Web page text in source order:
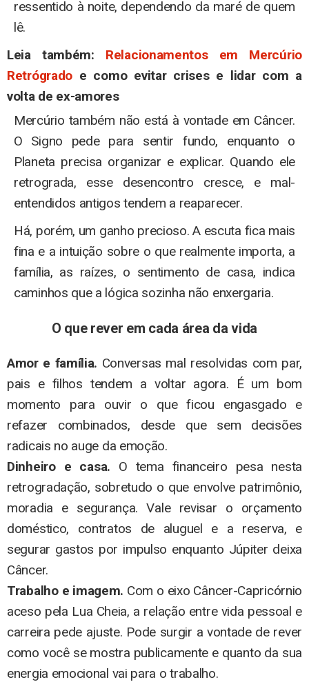
ressentido à noite, dependendo da maré de quem
lê.
Leia também: Relacionamentos em Mercúrio
Retrógrado e como evitar crises e lidar com a
volta de ex-amores
Mercúrio também não está à vontade em Câncer.
O Signo pede para sentir fundo, enquanto o
Planeta precisa organizar e explicar. Quando ele
retrograda, esse desencontro cresce, e mal-
entendidos antigos tendem a reaparecer.
Há, porém, um ganho precioso. A escuta fica mais
fina e a intuição sobre o que realmente importa, a
família, as raízes, o sentimento de casa, indica
caminhos que a lógica sozinha não enxergaria.
O que rever em cada área da vida
Amor e família. Conversas mal resolvidas com par,
pais e filhos tendem a voltar agora. É um bom
momento para ouvir o que ficou engasgado e
refazer combinados, desde que sem decisões
radicais no auge da emoção.
Dinheiro e casa. O tema financeiro pesa nesta
retrogradação, sobretudo o que envolve patrimônio,
moradia e segurança. Vale revisar o orçamento
doméstico, contratos de aluguel e a reserva, e
segurar gastos por impulso enquanto Júpiter deixa
Câncer.
Trabalho e imagem. Com o eixo Câncer-Capricórnio
aceso pela Lua Cheia, a relação entre vida pessoal e
carreira pede ajuste. Pode surgir a vontade de rever
como você se mostra publicamente e quanto da sua
energia emocional vai para o trabalho.